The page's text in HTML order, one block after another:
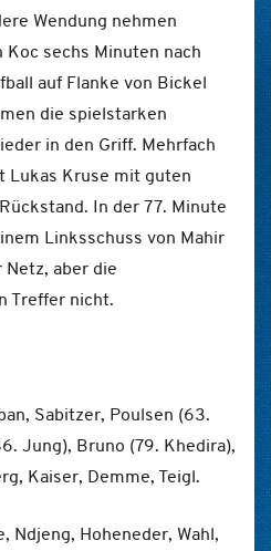
Wendung nehmen
Koc sechs Minuten nach
auf Flanke von Bickel
die spielstarken
in den Griff. Mehrfach
Lukas Kruse mit guten
In der 77. Minute
Linksschuss von Mahir
aber die
Treffer nicht.
Sabitzer, Poulsen (63.
Jung), Bruno (79. Khedira),
Kaiser, Demme, Teigl.
Ndjeng, Hoheneder, Wahl,